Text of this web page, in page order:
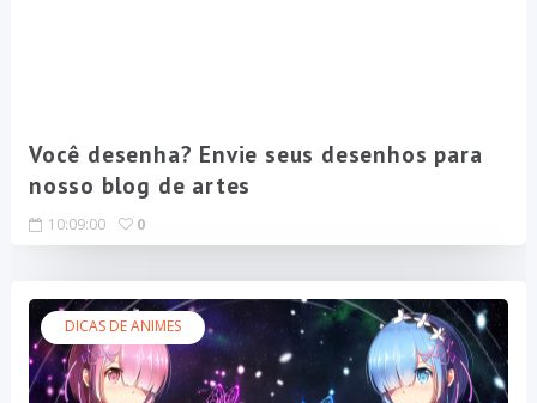
Você desenha? Envie seus desenhos para
nosso blog de artes
10:09:00 0
DICAS DE ANIMES